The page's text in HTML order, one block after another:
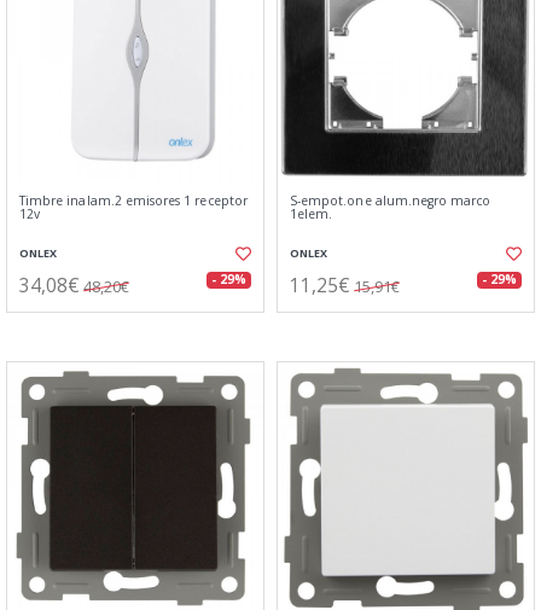
Timbre inalam.2 emisores 1 receptor
12v
ONLEX
34,08€ 48,20€ - 29%
S-empot.one alum.negro marco
1elem.
ONLEX
11,25€ 15,91€ - 29%